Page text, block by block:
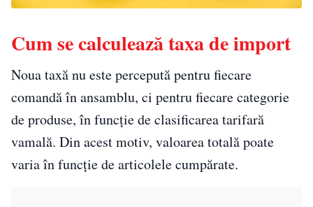
Cum se calculează taxa de import
Noua taxă nu este percepută pentru fiecare
comandă în ansamblu, ci pentru fiecare categorie
de produse, în funcție de clasificarea tarifară
vamală. Din acest motiv, valoarea totală poate
varia în funcție de articolele cumpărate.